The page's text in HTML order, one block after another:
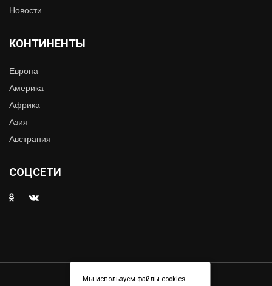
Новости
КОНТИНЕНТЫ
Европа
Америка
Африка
Азия
Австрания
СОЦСЕТИ
Copyright © 2019. All right reserved
Мы используем файлы cookies